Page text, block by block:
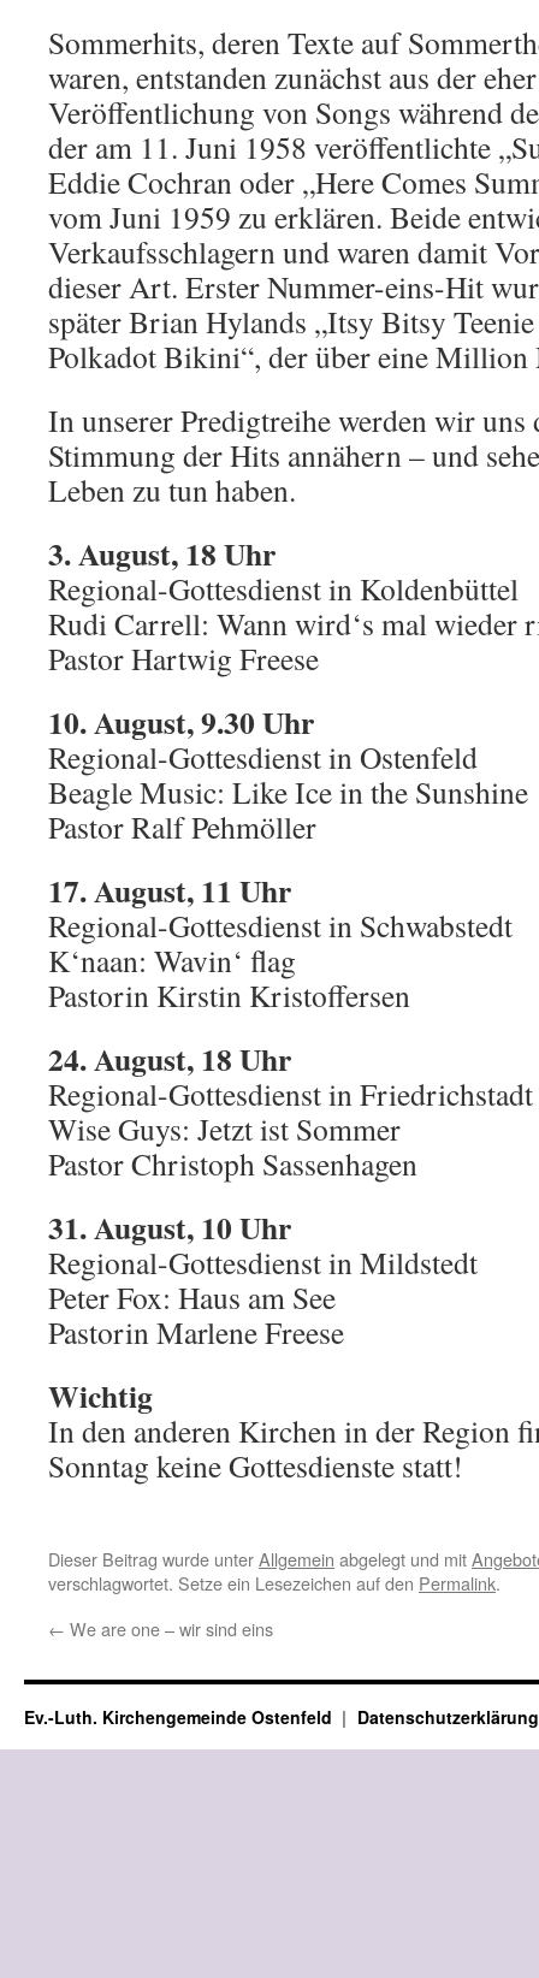
Sommerhits, deren Texte auf
waren, entstanden zunächst aus der
Veröffentlichung von Songs während
der am 11. Juni 1958 veröffentlichte
Eddie Cochran oder „Here Comes
vom Juni 1959 zu erklären. Beide
Verkaufsschlagern und waren damit
dieser Art. Erster Nummer-eins-Hit
später Brian Hylands „Itsy Bitsy
Polkadot Bikini“, der über eine
In unserer Predigtreihe werden wir uns
Stimmung der Hits annähern – und
Leben zu tun haben.
3. August, 18 Uhr
Regional-Gottesdienst in Koldenbüttel
Rudi Carrell: Wann wird‘s mal wieder
Pastor Hartwig Freese
10. August, 9.30 Uhr
Regional-Gottesdienst in Ostenfeld
Beagle Music: Like Ice in the Sunshine
Pastor Ralf Pehmöller
17. August, 11 Uhr
Regional-Gottesdienst in Schwabstedt
K‘naan: Wavin‘ flag
Pastorin Kirstin Kristoffersen
24. August, 18 Uhr
Regional-Gottesdienst in Friedrichstadt
Wise Guys: Jetzt ist Sommer
Pastor Christoph Sassenhagen
31. August, 10 Uhr
Regional-Gottesdienst in Mildstedt
Peter Fox: Haus am See
Pastorin Marlene Freese
Wichtig
In den anderen Kirchen in der Region
Sonntag keine Gottesdienste statt!
Dieser Beitrag wurde unterAllgemein abgelegt und mit
verschlagwortet. Setze ein Lesezeichen auf den Permalink.
← We are one – wir sind eins
Ev.-Luth. Kirchengemeinde Ostenfeld Datenschutzerklärung